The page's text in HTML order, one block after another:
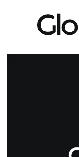
Cadouri
Semne de carte